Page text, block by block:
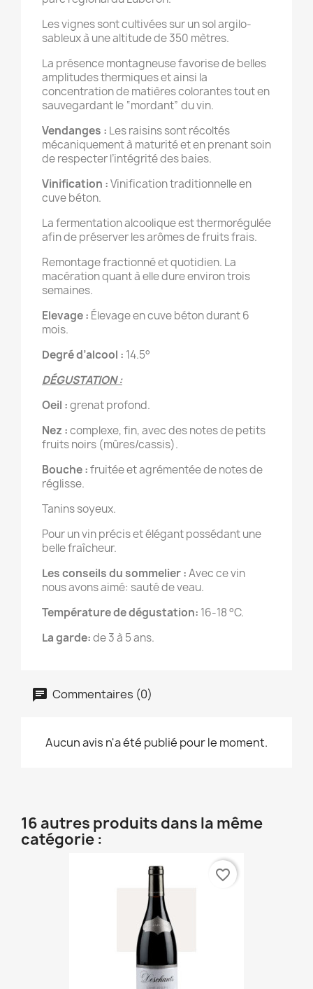
Les vignes sont cultivées sur un sol argilo-
sableux à une altitude de 350 mètres.
La présence montagneuse favorise de belles
amplitudes thermiques et ainsi la
concentration de matières colorantes tout en
sauvegardant le “mordant” du vin.
Vendanges : Les raisins sont récoltés
mécaniquement à maturité et en prenant soin
de respecter l’intégrité des baies.
Vinification :Vinification traditionnelle en
cuve béton.
La fermentation alcoolique est thermorégulée
afin de préserver les arômes de fruits frais.
Remontage fractionné et quotidien. La
macération quant à elle dure environ trois
semaines.
Elevage : Élevage en cuve béton durant 6
mois.
Degré d’alcool : 14.5°
DÉGUSTATION :
Oeil :grenat profond.
Nez :complexe, fin, avec des notes de petits
fruits noirs (mûres/cassis).
Bouche :fruitée et agrémentée de notes de
réglisse.
Tanins soyeux.
Pour un vin précis et élégant possédant une
belle fraîcheur.
Les conseils du sommelier :Avec ce vin
nous avons aimé: sauté de veau.
Température de dégustation: 16-18 °C.
La garde:de 3 à 5 ans.
Commentaires (0)
Aucun avis n'a été publié pour le moment.
16 autres produits dans la même
catégorie :
favorite_border